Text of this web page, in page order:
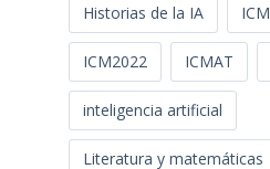
Historias de la IA ICM
ICM2022 ICMAT
inteligencia artificial
Literatura y matemáticas